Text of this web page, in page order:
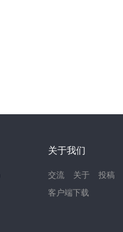
关于我们
交流 关于
投稿
客户端下载